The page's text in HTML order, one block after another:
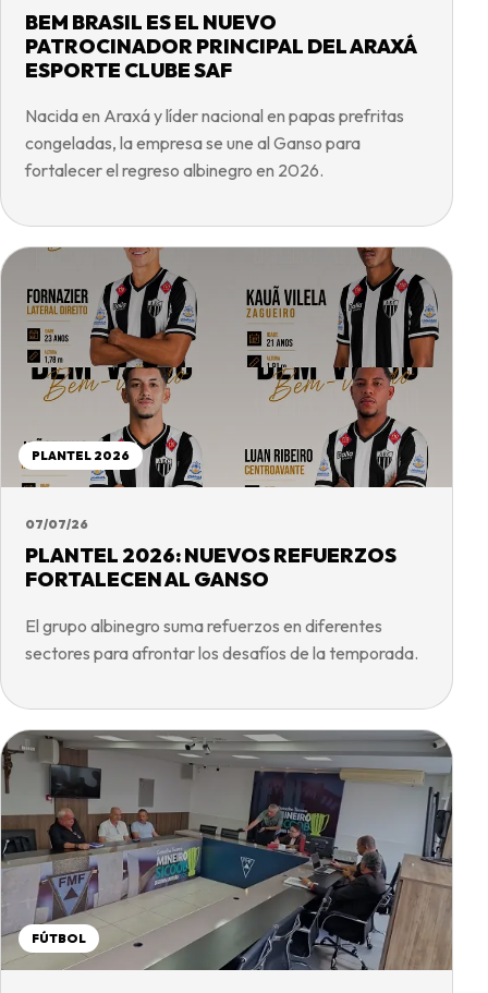
BEM BRASIL ES EL NUEVO
PATROCINADOR PRINCIPAL DEL ARAXÁ
ESPORTE CLUBE SAF
Nacida en Araxá y líder nacional en papas prefritas
congeladas, la empresa se une al Ganso para
fortalecer el regreso albinegro en 2026.
PLANTEL 2026
07/07/26
PLANTEL 2026: NUEVOS REFUERZOS
FORTALECEN AL GANSO
El grupo albinegro suma refuerzos en diferentes
sectores para afrontar los desafíos de la temporada.
FÚTBOL